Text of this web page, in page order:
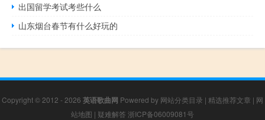
出国留学考试考些什么
山东烟台春节有什么好玩的
Copyright © 2012 - 2026 英语歌曲网 Powered by 网站分类目录 | 精选推荐文章 | 网
站地图 | 疑难解答 浙ICP备06009081号